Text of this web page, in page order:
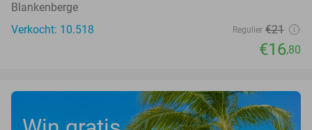
Blankenberge
Verkocht: 10.518
Regulier €21
€16,80